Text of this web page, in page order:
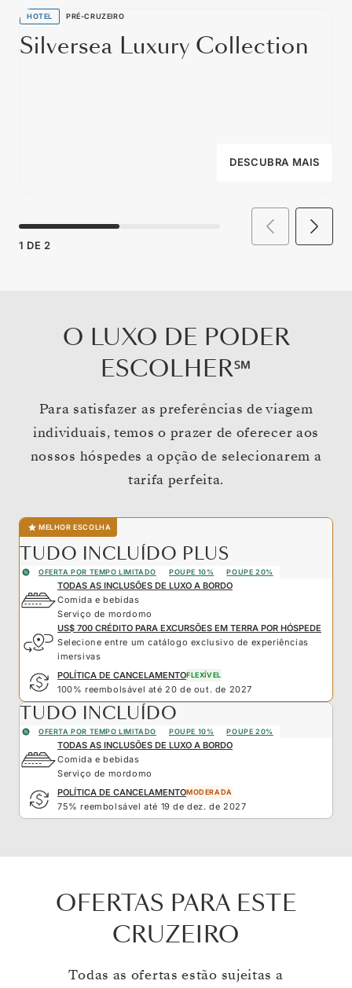
HOTEL PRÉ-CRUZEIRO
Silversea Luxury Collection
DESCUBRA MAIS
1 DE 2
O LUXO DE PODER
ESCOLHER℠
Para satisfazer as preferências de viagem
individuais, temos o prazer de oferecer aos
nossos hóspedes a opção de selecionarem a
tarifa perfeita.
MELHOR ESCOLHA
TUDO INCLUÍDO PLUS
OFERTA POR TEMPO LIMITADO POUPE 10% POUPE 20%
TODAS AS INCLUSÕES DE LUXO A BORDO
Comida e bebidas
Serviço de mordomo
US$ 700 CRÉDITO PARA EXCURSÕES EM TERRA POR HÓSPEDE
Selecione entre um catálogo exclusivo de experiências
imersivas
POLÍTICA DE CANCELAMENTOFLEXÍVEL
100% reembolsável até 20 de out. de 2027
TUDO INCLUÍDO
OFERTA POR TEMPO LIMITADO POUPE 10% POUPE 20%
TODAS AS INCLUSÕES DE LUXO A BORDO
Comida e bebidas
Serviço de mordomo
POLÍTICA DE CANCELAMENTOMODERADA
75% reembolsável até 19 de dez. de 2027
OFERTAS PARA ESTE
CRUZEIRO
Todas as ofertas estão sujeitas a